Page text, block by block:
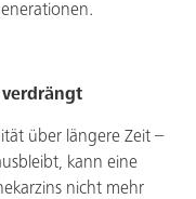
verdrängt
über längere Zeit –
kann eine
nicht mehr